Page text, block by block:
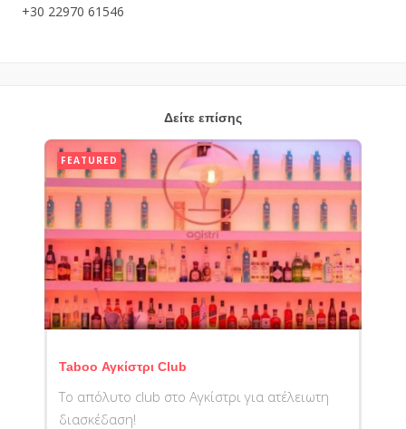
+30 22970 61546
Δείτε επίσης
FEATURED
Taboo Αγκίστρι Club
Το απόλυτο club στο Αγκίστρι για ατέλειωτη
διασκέδαση!